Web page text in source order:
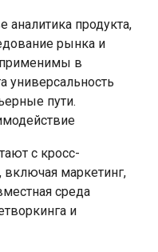
аналитика продукта,
рынка и
применимы в
универсальность
пути.
с кросс-
маркетинг,
среда
и